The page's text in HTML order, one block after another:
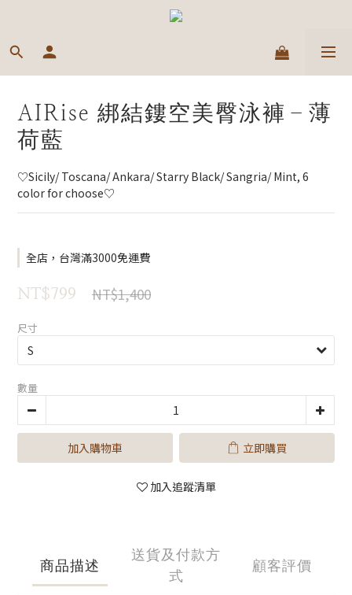
AIRise 綁結鏤空美臀泳褲－薄
荷藍
♡Sicily/ Toscana/ Ankara/ Starry Black/ Sangria/ Mint, 6
color for choose♡
全店，台灣滿3000免運費
NT$799 NT$1,400
尺寸
數量
加入購物車 立即購買
加入追蹤清單
商品描述
送貨及付款方
式
顧客評價